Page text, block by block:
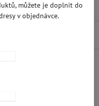
můžete je doplnit do
v objednávce.